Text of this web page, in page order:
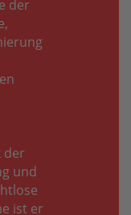
der
der
und
ist er